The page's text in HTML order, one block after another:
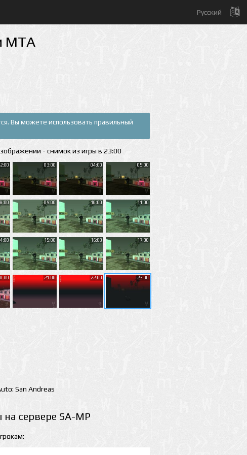
Русский
MTA
Вы можете использовать правильный
- снимок из игры в 23:00
03:00 04:00 05:00
09:00 10:00 11:00
15:00 16:00 17:00
21:00 22:00 23:00
San Andreas
сервере SA-MP